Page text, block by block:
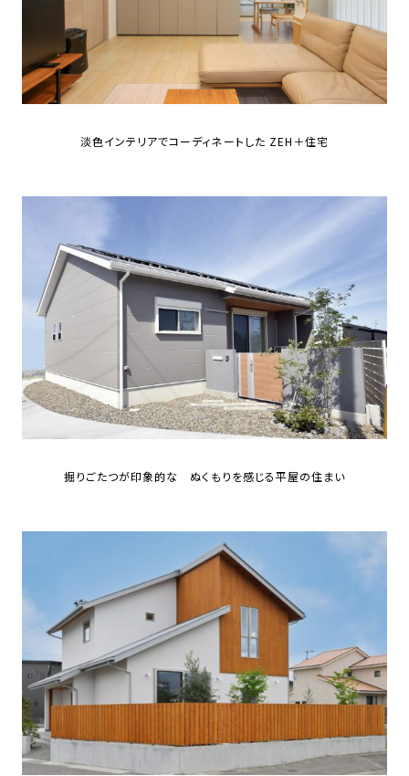
淡色インテリアでコーディネートした ZEH＋住宅
掘りごたつが印象的な ぬくもりを感じる平屋の住まい